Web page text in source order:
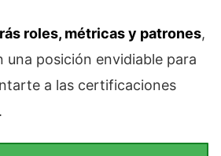
roles, métricas y patrones,
una posición envidiable para
a las certificaciones